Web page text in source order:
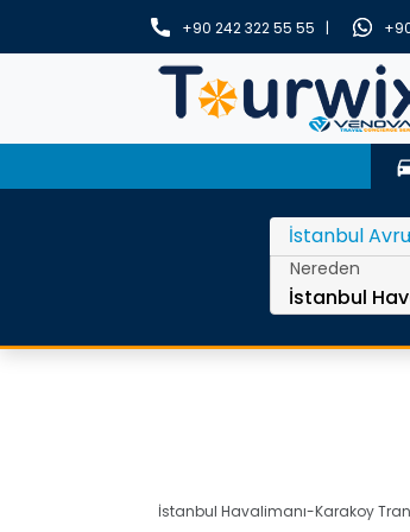
+90 242 322 55 55 |
Nereden
İstanbul Havalimanı-Karakoy